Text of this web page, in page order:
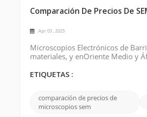
Comparación De Precios De
Apr 03 , 2025
Microscopios Electrónicos de
materiales, y enOriente Medio y
(Thermo Fisher Scientific) y...
ETIQUETAS :
comparación de precios de
microscopios sem